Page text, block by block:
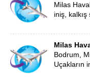
Milas
iniş, kalkış
Milas
Bodrum,
Uçakların